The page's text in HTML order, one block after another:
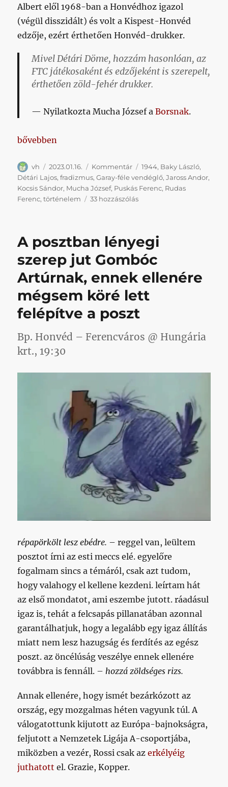
Albert elől 1968-ban a Honvédhoz igazol
(végül disszidált) és volt a Kispest-Honvéd
edzője, ezért érthetően Honvéd-drukker.
Mivel Détári Döme, hozzám hasonlóan, az
FTC játékosaként és edzőjeként is szerepelt,
érthetően zöld-fehér drukker.
Nyilatkozta Mucha József aBorsnak.
„Mivel, tehát, akkor”
bővebben
Szerző
vh Közzétéve
2023.01.16. Kategória
Kommentár Címke
1944, Baky László,
Détári Lajos,fradizmus,Garay-féle vendéglő,Jaross Andor,
Kocsis Sándor, Mucha József, Puskás Ferenc, Rudas
Ferenc,történelem 33 hozzászólásMivel,
bejegyzéshez
A posztban lényegi
szerep jut Gombóc
Artúrnak, ennek ellenére
mégsem köré lett
felépítve a poszt
Bp. Honvéd – Ferencváros @ Hungária
krt., 19:30
répapörkölt lesz ebédre. – reggel van, leültem
posztot írni az esti meccs elé. egyelőre
fogalmam sincs a témáról, csak azt tudom,
hogy valahogy el kellene kezdeni. leírtam hát
az első mondatot, ami eszembe jutott. ráadásul
igaz is, tehát a felcsapás pillanatában azonnal
garantálhatjuk, hogy a legalább egy igaz állítás
miatt nem lesz hazugság és ferdítés az egész
poszt. az öncélúság veszélye ennek ellenére
továbbra is fennáll. –hozzá zöldséges rizs.
Annak ellenére, hogy ismét bezárkózott az
ország, egy mozgalmas héten vagyunk túl. A
válogatottunk kijutott az Európa-bajnokságra,
feljutott a Nemzetek Ligája A-csoportjába,
miközben a vezér, Rossi csak azerkélyéig
juthatott el. Grazie, Kopper.